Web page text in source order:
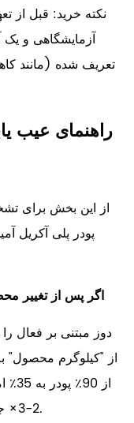
نکته خرید: قبل از
آزمایشگاهی و
تعریف شده (مانند
راهنمای عیب
از این بخش برای
پودر پلی آکریل
اگر پس از تغییر
دوز مبتنی بر فعال
از "کیلوگرم محصول"
از 90٪ پودر به 35٪ امولسیون می تواند تقریباً نیاز داشته باشد
2-3×جرم محصول بیشتر برای همان دوز فعال.